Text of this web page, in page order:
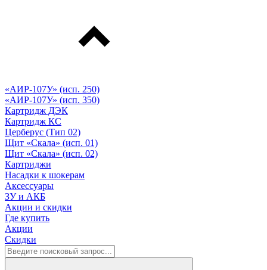
«АИР-107У» (исп. 250)
«АИР-107У» (исп. 350)
Картридж ДЭК
Картридж КС
Церберус (Тип 02)
Щит «Скала» (исп. 01)
Щит «Скала» (исп. 02)
Картриджи
Насадки к шокерам
Аксессуары
ЗУ и АКБ
Акции и скидки
Где купить
Акции
Скидки